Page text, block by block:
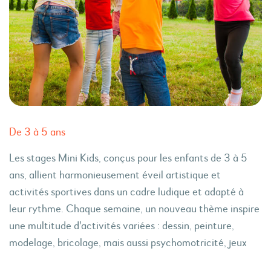
De 3 à 5 ans
Les stages Mini Kids, conçus pour les enfants de 3 à 5
ans, allient harmonieusement éveil artistique et
activités sportives dans un cadre ludique et adapté à
leur rythme. Chaque semaine, un nouveau thème inspire
une multitude d'activités variées : dessin, peinture,
modelage, bricolage, mais aussi psychomotricité, jeux